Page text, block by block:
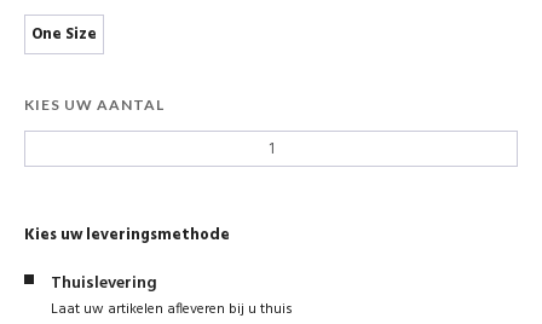
One Size
KIES UW AANTAL
Kies uw leveringsmethode
Thuislevering
Laat uw artikelen afleveren bij u thuis